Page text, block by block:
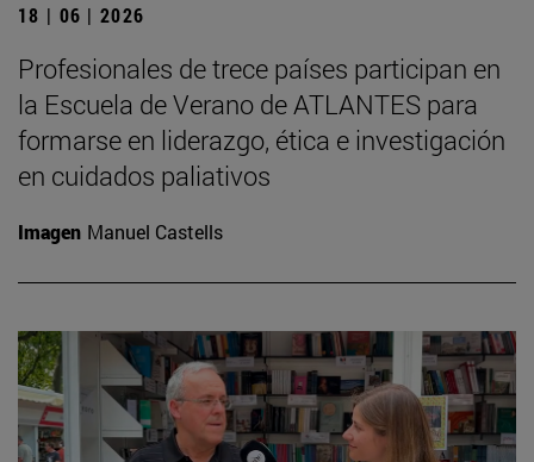
18 | 06 | 2026
Profesionales de trece países participan en
la Escuela de Verano de ATLANTES para
formarse en liderazgo, ética e investigación
en cuidados paliativos
Imagen Manuel Castells